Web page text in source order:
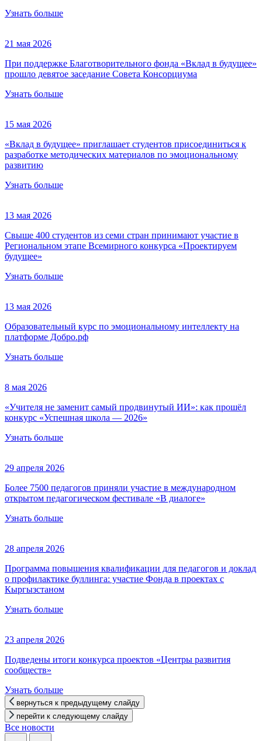
Узнать больше
21 мая 2026
При поддержке Благотворительного фонда «Вклад в будущее»
прошло девятое заседание Совета Консорциума
Узнать больше
15 мая 2026
«Вклад в будущее» приглашает студентов присоединиться к
разработке методических материалов по эмоциональному
развитию
Узнать больше
13 мая 2026
Свыше 400 студентов из семи стран принимают участие в
Региональном этапе Всемирного конкурса «Проектируем
будущее»
Узнать больше
13 мая 2026
Образовательный курс по эмоциональному интеллекту на
платформе Добро.рф
Узнать больше
8 мая 2026
«Учителя не заменит самый продвинутый ИИ»: как прошёл
конкурс «Успешная школа — 2026»
Узнать больше
29 апреля 2026
Более 7500 педагогов приняли участие в международном
открытом педагогическом фестивале «В диалоге»
Узнать больше
28 апреля 2026
Программа повышения квалификации для педагогов и доклад
о профилактике буллинга: участие Фонда в проектах с
Кыргызстаном
Узнать больше
23 апреля 2026
Подведены итоги конкурса проектов «Центры развития
сообществ»
Узнать больше
вернуться к предыдущему слайду
перейти к следующему слайду
Все новости